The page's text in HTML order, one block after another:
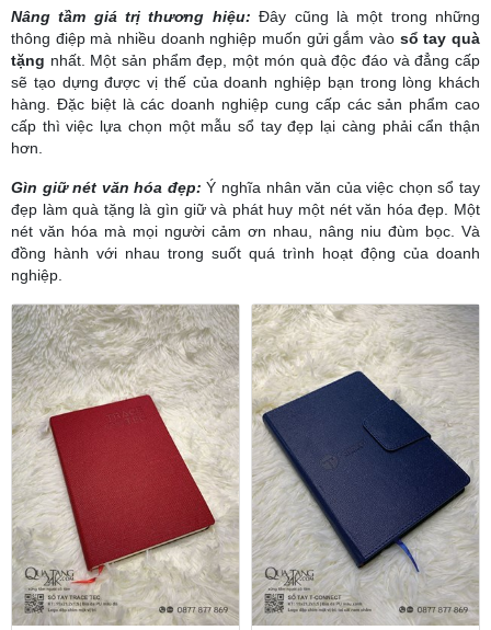
Nâng tầm giá trị thương hiệu:Đây cũng là một trong những
thông điệp mà nhiều doanh nghiệp muốn gửi gắm vào sổ tay quà
tặng nhất. Một sản phẩm đẹp, một món quà độc đáo và đẳng cấp
sẽ tạo dựng được vị thế của doanh nghiệp bạn trong lòng khách
hàng. Đặc biệt là các doanh nghiệp cung cấp các sản phẩm cao
cấp thì việc lựa chọn một mẫu sổ tay đẹp lại càng phải cẩn thận
hơn.
Gìn giữ nét văn hóa đẹp:Ý nghĩa nhân văn của việc chọn sổ tay
đẹp làm quà tặng là gìn giữ và phát huy một nét văn hóa đẹp. Một
nét văn hóa mà mọi người cảm ơn nhau, nâng niu đùm bọc. Và
đồng hành với nhau trong suốt quá trình hoạt động của doanh
nghiệp.